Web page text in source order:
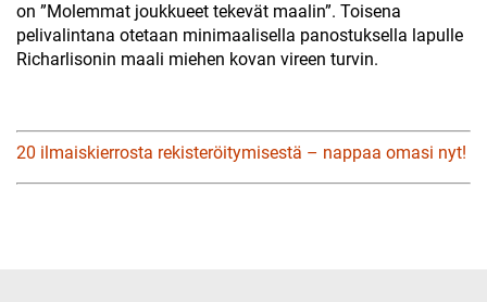
on ”Molemmat joukkueet tekevät maalin”. Toisena
pelivalintana otetaan minimaalisella panostuksella lapulle
Richarlisonin maali miehen kovan vireen turvin.
20 ilmaiskierrosta rekisteröitymisestä – nappaa omasi nyt!